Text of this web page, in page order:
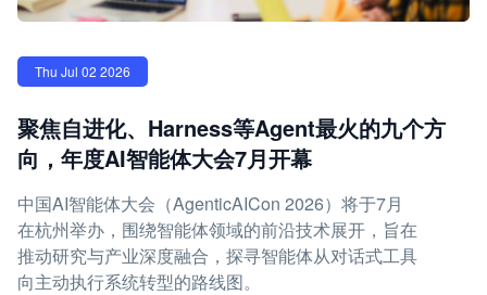
Thu Jul 02 2026
聚焦自进化、Harness等Agent最火的九个方
向，年度AI智能体大会7月开幕
中国AI智能体大会（AgenticAICon 2026）将于7月
在杭州举办，围绕智能体领域的前沿技术展开，旨在
推动研究与产业深度融合，探寻智能体从对话式工具
向主动执行系统转型的路线图。